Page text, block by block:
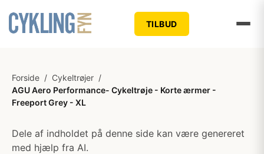
TILBUD
Forside / Cykeltrøjer /
AGU Aero Performance- Cykeltrøje - Korte ærmer -
Freeport Grey - XL
Dele af indholdet på denne side kan være genereret
med hjælp fra AI.